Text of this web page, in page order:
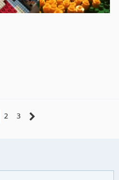
2 3